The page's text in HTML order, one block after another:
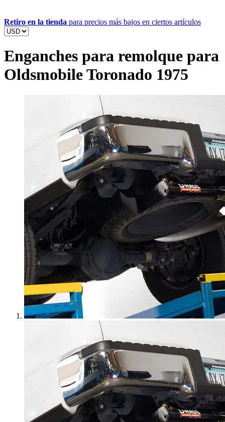
Retiro en la tienda para precios más bajos en ciertos artículos
Enganches para remolque para
Oldsmobile Toronado 1975